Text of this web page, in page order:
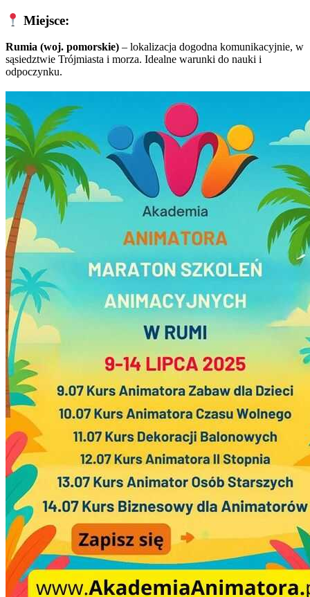
Miejsce:
Rumia (woj. pomorskie) – lokalizacja dogodna komunikacyjnie, w
sąsiedztwie Trójmiasta i morza. Idealne warunki do nauki i
odpoczynku.